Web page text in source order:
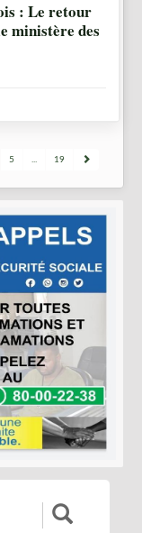
ministère des
5 ... 19